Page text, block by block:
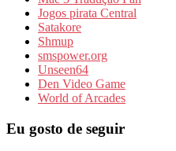
Jogos pirata Central
Satakore
Shmup
smspower.org
Unseen64
Den Video Game
World of Arcades
Eu gosto de seguir